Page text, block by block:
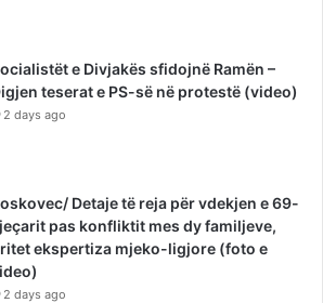
e Divjakës sfidojnë Ramën –
teserat e PS-së në protestë (video)
2 days ago
Detaje të reja për vdekjen e 69-
pas konfliktit mes dy familjeve,
ekspertiza mjeko-ligjore (foto e
2 days ago